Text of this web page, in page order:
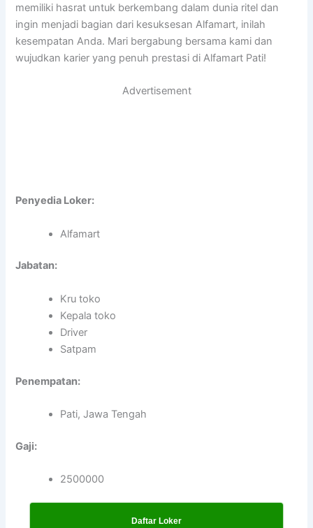
memiliki hasrat untuk berkembang dalam dunia ritel dan
ingin menjadi bagian dari kesuksesan Alfamart, inilah
kesempatan Anda. Mari bergabung bersama kami dan
wujudkan karier yang penuh prestasi di Alfamart Pati!
Advertisement
Penyedia Loker:
Alfamart
Jabatan:
Kru toko
Kepala toko
Driver
Satpam
Penempatan:
Pati, Jawa Tengah
Gaji:
2500000
Daftar Loker